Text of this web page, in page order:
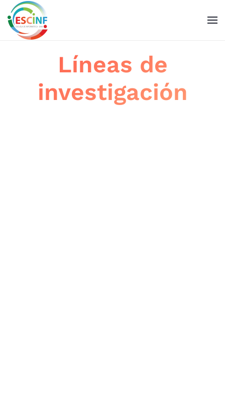
Skip to main content
Líneas de
investigación